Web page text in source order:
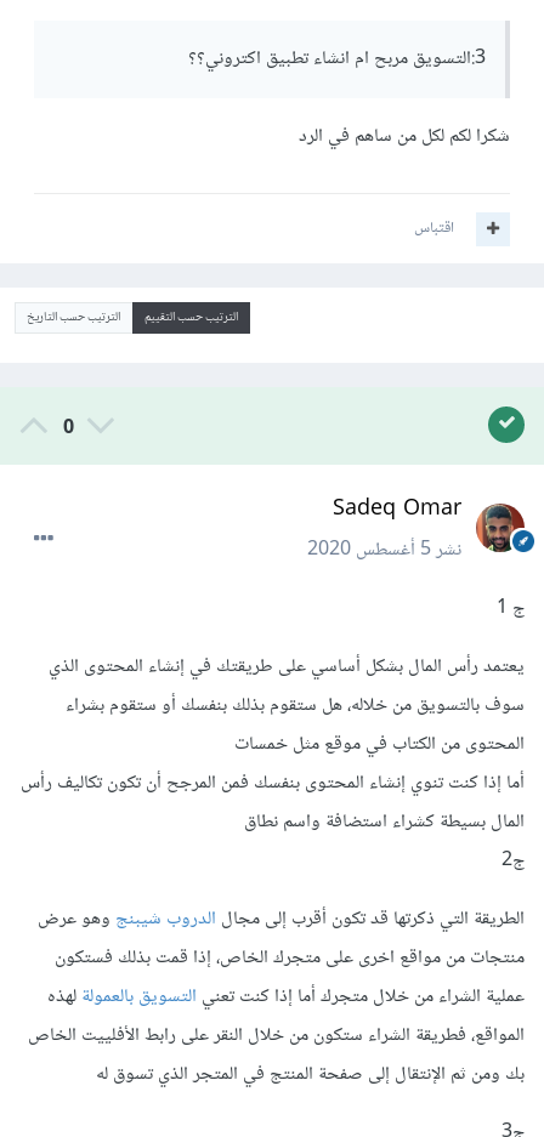
3:التسويق مربح ام انشاء تطبيق اكتروني؟؟
شكرا لكم لكل من ساهم في الرد
اقتباس
الترتيب حسب التقييم الترتيب حسب التاريخ
0
Sadeq Omar
نشر5 أغسطس 2020
ج 1
يعتمد رأس المال بشكل أساسي على طريقتك في إنشاء المحتوى الذي
سوف بالتسويق من خلاله، هل ستقوم بذلك بنفسك أو ستقوم بشراء
المحتوى من الكتاب في موقع مثل خمسات
أما إذا كنت تنوي إنشاء المحتوى بنفسك فمن المرجح أن تكون تكاليف رأس
المال بسيطة كشراء استضافة واسم نطاق
ج2
الطريقة التي ذكرتها قد تكون أقرب إلى مجال الدروب شيبنجوهو عرض
منتجات من مواقع اخرى على متجرك الخاص، إذا قمت بذلك فستكون
عملية الشراء من خلال متجرك أما إذا كنت تعني التسويق بالعمولةلهذه
المواقع، فطريقة الشراء ستكون من خلال النقر على رابط الأفلييت الخاص
بك ومن ثم الإنتقال إلى صفحة المنتج في المتجر الذي تسوق له